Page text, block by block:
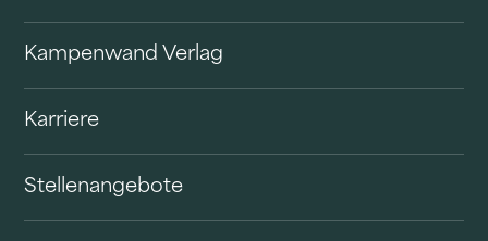
Kampenwand Verlag
Karriere
Stellenangebote